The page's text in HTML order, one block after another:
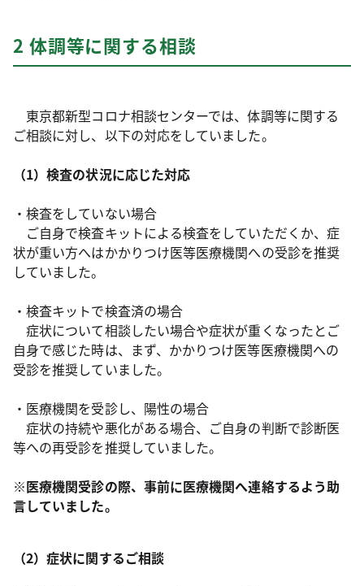
2 体調等に関する相談
東京都新型コロナ相談センターでは、体調等に関する
ご相談に対し、以下の対応をしていました。
（1）検査の状況に応じた対応
・検査をしていない場合
ご自身で検査キットによる検査をしていただくか、症
状が重い方へはかかりつけ医等医療機関への受診を推奨
していました。
・検査キットで検査済の場合
症状について相談したい場合や症状が重くなったとご
自身で感じた時は、まず、かかりつけ医等医療機関への
受診を推奨していました。
・医療機関を受診し、陽性の場合
症状の持続や悪化がある場合、ご自身の判断で診断医
等への再受診を推奨していました。
※医療機関受診の際、事前に医療機関へ連絡するよう助
言していました。
（2）症状に関するご相談